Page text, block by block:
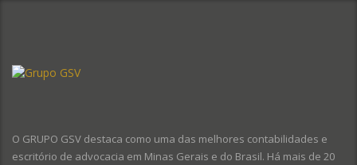
O GRUPO GSV destaca como uma das melhores contabilidades e
escritório de advocacia em Minas Gerais e do Brasil. Há mais de 20